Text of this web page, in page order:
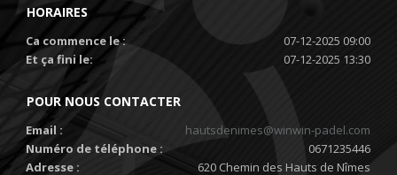
HORAIRES
Ca commence le :
07-12-2025 09:00
Et ça fini le:
07-12-2025 13:30
POUR NOUS CONTACTER
Email :
hautsdenimes@winwin-padel.com
Numéro de téléphone :
0671235446
Adresse :
620 Chemin des Hauts de Nîmes